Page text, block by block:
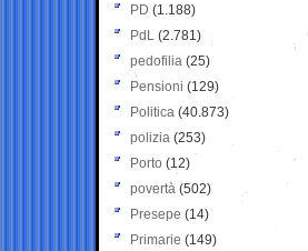
PD (1.188)
PdL (2.781)
pedofilia (25)
Pensioni (129)
Politica (40.873)
polizia (253)
Porto (12)
povertà (502)
Presepe (14)
Primarie (149)